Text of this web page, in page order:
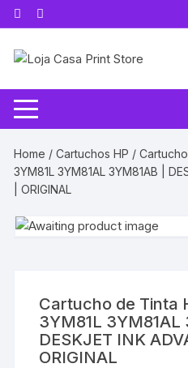
Pular
para
conteúdo
Home /Cartuchos HP /
3YM81L 3YM81AL 3YM81AB |
| ORIGINAL
Cartucho de Tinta
3YM81L 3YM81AL
DESKJET INK
ORIGINAL